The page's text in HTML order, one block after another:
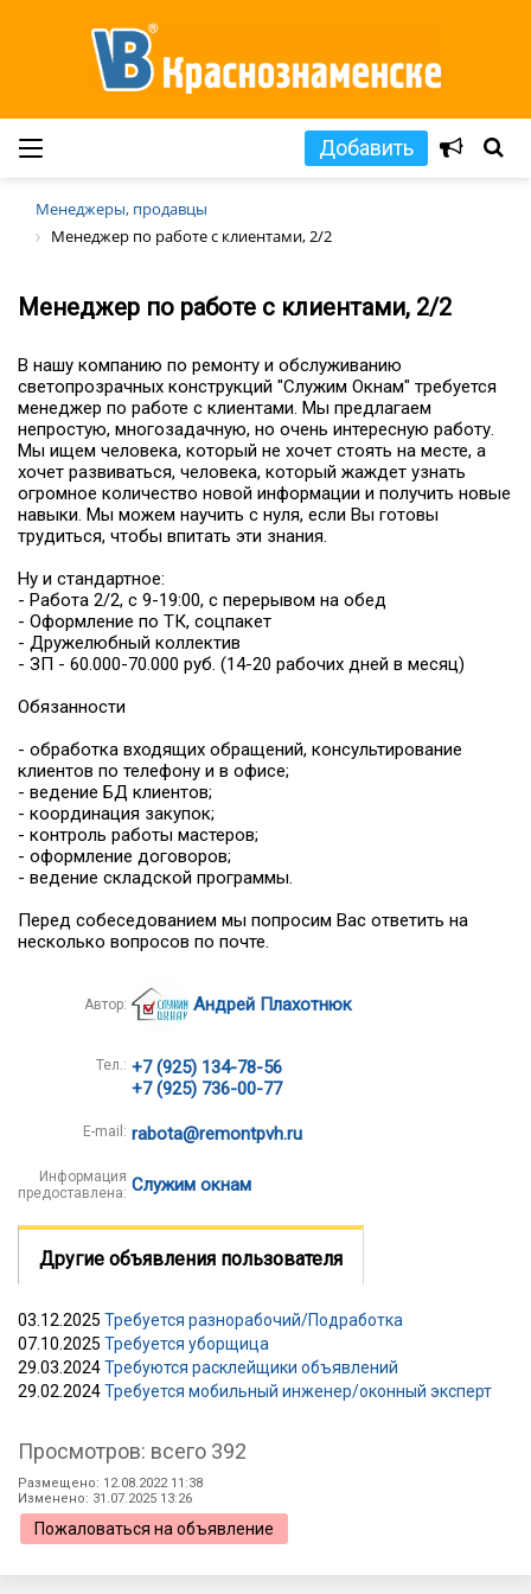
Добавить
Менеджеры, продавцы
Менеджер по работе с клиентами, 2/2
Менеджер по работе с клиентами, 2/2
В нашу компанию по ремонту и обслуживанию
светопрозрачных конструкций "Служим Окнам" требуется
менеджер по работе с клиентами. Мы предлагаем
непростую, многозадачную, но очень интересную работу.
Мы ищем человека, который не хочет стоять на месте, а
хочет развиваться, человека, который жаждет узнать
огромное количество новой информации и получить новые
навыки. Мы можем научить с нуля, если Вы готовы
трудиться, чтобы впитать эти знания.
Ну и стандартное:
- Работа 2/2, с 9-19:00, с перерывом на обед
- Оформление по ТК, соцпакет
- Дружелюбный коллектив
- ЗП - 60.000-70.000 руб. (14-20 рабочих дней в месяц)
Обязанности
- обработка входящих обращений, консультирование
клиентов по телефону и в офисе;
- ведение БД клиентов;
- координация закупок;
- контроль работы мастеров;
- оформление договоров;
- ведение складской программы.
Перед собеседованием мы попросим Вас ответить на
несколько вопросов по почте.
Автор: Андрей Плахотнюк
Тел.: +7 (925) 134-78-56
+7 (925) 736-00-77
E-mail: rabota@remontpvh.ru
Информация
предоставлена: Служим окнам
Другие объявления пользователя
03.12.2025 Требуется разнорабочий/Подработка
07.10.2025 Требуется уборщица
29.03.2024Требуются расклейщики объявлений
29.02.2024Требуется мобильный инженер/оконный эксперт
Просмотров: всего 392
Размещено: 12.08.2022 11:38
Изменено: 31.07.2025 13:26
Пожаловаться на объявление